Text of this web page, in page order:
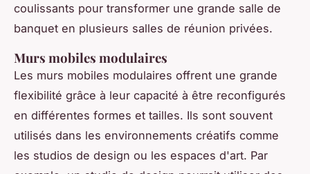
coulissants pour transformer une grande salle de
banquet en plusieurs salles de réunion privées.
Murs mobiles modulaires
Les murs mobiles modulaires offrent une grande
flexibilité grâce à leur capacité à être reconfigurés
en différentes formes et tailles. Ils sont souvent
utilisés dans les environnements créatifs comme
les studios de design ou les espaces d'art. Par